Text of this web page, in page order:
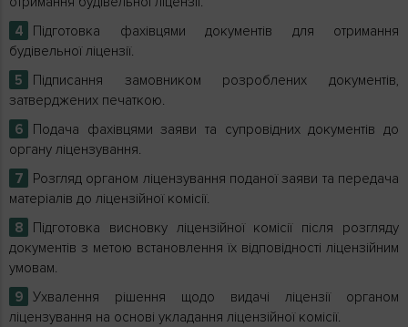
Підготовка фахівцями документів для отримання
будівельної ліцензії.
Підписання замовником розроблених документів,
затверджених печаткою.
Подача фахівцями заяви та супровідних документів до
органу ліцензування.
Розгляд органом ліцензування поданої заяви та передача
матеріалів до ліцензійної комісії.
Підготовка висновку ліцензійної комісії після розгляду
документів з метою встановлення їх відповідності ліцензійним
умовам.
Ухвалення рішення щодо видачі ліцензії органом
ліцензування на основі укладання ліцензійної комісії.